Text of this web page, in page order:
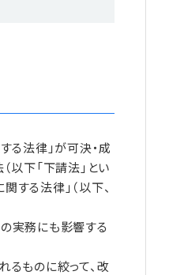
法律」が可決・成
以下「下請法」とい
する法律」（以下、
実務にも影響する
るものに絞って、改